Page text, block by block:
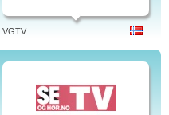
VGTV